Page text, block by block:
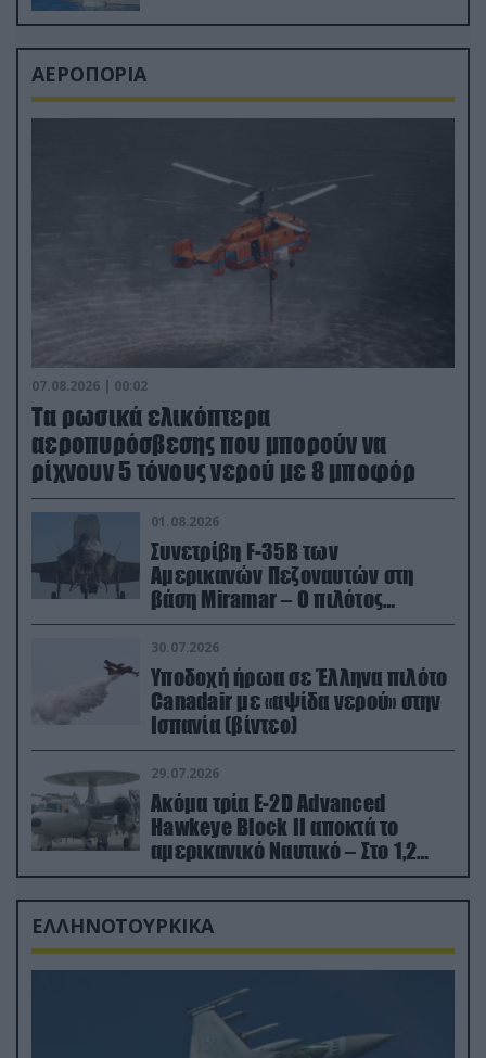
ΑΕΡΟΠΟΡΙΑ
07.08.2026 | 00:02
Τα ρωσικά ελικόπτερα
αεροπυρόσβεσης που μπορούν να
ρίχνουν 5 τόνους νερού με 8 μποφόρ
01.08.2026
Συνετρίβη F-35B των
Αμερικανών Πεζοναυτών στη
βάση Miramar – Ο πιλότος
εκτινάχθηκε εγκαίρως
30.07.2026
Υποδοχή ήρωα σε Έλληνα πιλότο
Canadair με «αψίδα νερού» στην
Ισπανία (βίντεο)
29.07.2026
Ακόμα τρία E-2D Advanced
Hawkeye Block II αποκτά το
αμερικανικό Ναυτικό – Στο 1,2
δισ.δολάρια το κόστος
ΕΛΛΗΝΟΤΟΥΡΚΙΚΑ